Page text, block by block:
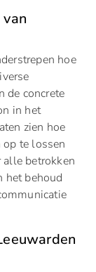
hoe
de concrete
in het
zien hoe
te lossen
alle betrokken
het behoud